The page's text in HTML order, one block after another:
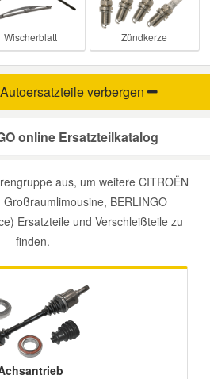
Wischerblatt Zündkerze
verbergen
online Ersatzteilkatalog
aus, um weitere CITROËN
Großraumlimousine, BERLINGO
Ersatzteile und Verschleißteile zu
finden.